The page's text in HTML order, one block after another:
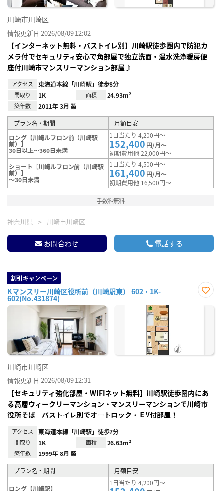
川崎市川崎区
情報更新日 2026/08/09 12:02
【インターネット無料・バストイレ別】川崎駅徒歩圏内で防犯カ
メラ付でセキュリティ安心で角部屋で独立洗面・温水洗浄暖房便
座付川崎市マンスリーマンション部屋♪
アクセス 東海道本線「川崎駅」徒歩8分
間取り 1K 面積 24.93m²
築年数 2011年 3月 築
プラン名・期間
月額目安
ロング【川崎ルフロン前（川崎駅
前）】
30日以上～360日未満
1日当たり 4,200円～
152,400 円/月～
初期費用他 22,000円～
ショート【川崎ルフロン前（川崎駅
前）】
～30日未満
1日当たり 4,500円～
161,400 円/月～
初期費用他 16,500円～
手数料無料
神奈川県 川崎市川崎区
お問合わせ 電話する
割引キャンペーン
Kマンスリー川崎区役所前（川崎駅東） 602・1K-
602(No.431874)
に入
川崎市川崎区
情報更新日 2026/08/09 12:31
【セキュリティ強化部屋・WIFIネット無料】川崎駅徒歩圏内にあ
る高層ウィークリーマンション・マンスリーマンションで川崎市
役所そば バストイレ別でオートロック・ＥV付部屋！
アクセス 東海道本線「川崎駅」徒歩7分
間取り 1K 面積 26.63m²
築年数 1999年 8月 築
プラン名・期間 月額目安
ロング【川崎駅】
1日当たり 4,200円～